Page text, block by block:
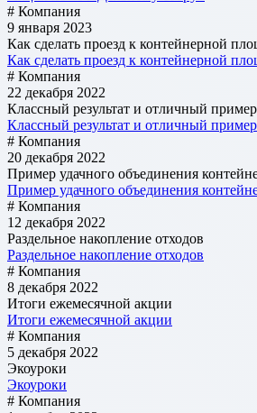
# Компания
9 января 2023
Как сделать проезд к контейнерной
Как сделать проезд к контейнерной
# Компания
22 декабря 2022
Классный результат и отличный пример
Классный результат и отличный пример
# Компания
20 декабря 2022
Пример удачного объединения
Пример удачного объединения
# Компания
12 декабря 2022
Раздельное накопление отходов
Раздельное накопление отходов
# Компания
8 декабря 2022
Итоги ежемесячной акции
Итоги ежемесячной акции
# Компания
5 декабря 2022
Экоуроки
Экоуроки
# Компания